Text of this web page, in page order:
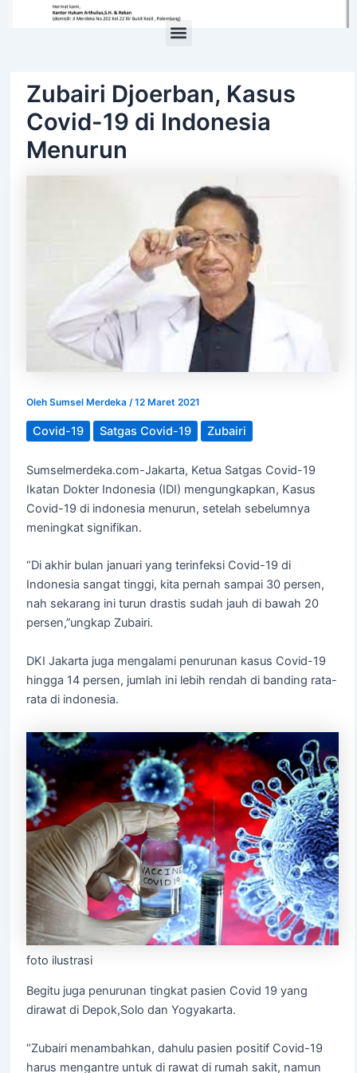
Zubairi Djoerban, Kasus
Covid-19 di Indonesia
Menurun
Oleh Sumsel Merdeka /12 Maret 2021
Covid-19 Satgas Covid-19 Zubairi
Sumselmerdeka.com-Jakarta, Ketua Satgas Covid-19
Ikatan Dokter Indonesia (IDI) mengungkapkan, Kasus
Covid-19 di indonesia menurun, setelah sebelumnya
meningkat signifikan.
“Di akhir bulan januari yang terinfeksi Covid-19 di
Indonesia sangat tinggi, kita pernah sampai 30 persen,
nah sekarang ini turun drastis sudah jauh di bawah 20
persen,”ungkap Zubairi.
DKI Jakarta juga mengalami penurunan kasus Covid-19
hingga 14 persen, jumlah ini lebih rendah di banding rata-
rata di indonesia.
foto ilustrasi
Begitu juga penurunan tingkat pasien Covid 19 yang
dirawat di Depok,Solo dan Yogyakarta.
“Zubairi menambahkan, dahulu pasien positif Covid-19
harus mengantre untuk di rawat di rumah sakit, namun